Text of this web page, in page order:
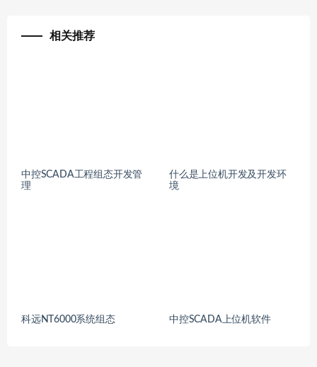
相关推荐
中控SCADA工程组态开发管
理
什么是上位机开发及开发环
境
科远NT6000系统组态 中控SCADA上位机软件